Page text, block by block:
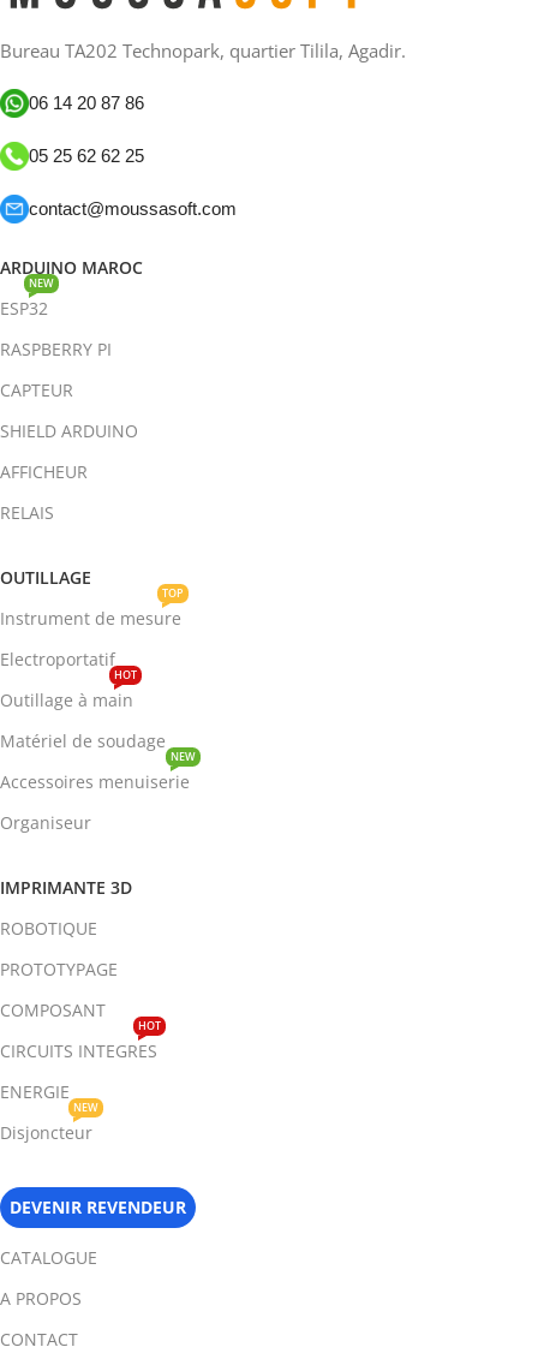
Bureau TA202 Technopark, quartier Tilila, Agadir.
06 14 20 87 86
05 25 62 62 25
contact@moussasoft.com
ARDUINO MAROC
ESP32
NEW
RASPBERRY PI
CAPTEUR
SHIELD ARDUINO
AFFICHEUR
RELAIS
OUTILLAGE
Instrument de mesure
TOP
Electroportatif
Outillage à main
HOT
Matériel de soudage
Accessoires menuiserie
NEW
Organiseur
IMPRIMANTE 3D
ROBOTIQUE
PROTOTYPAGE
COMPOSANT
CIRCUITS INTEGRES
HOT
ENERGIE
Disjoncteur
NEW
DEVENIR REVENDEUR
CATALOGUE
A PROPOS
CONTACT